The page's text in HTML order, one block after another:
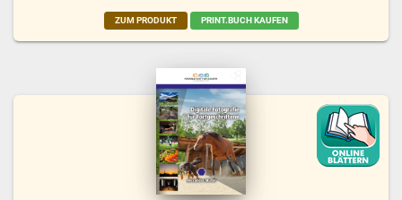
ZUM PRODUKT PRINT.BUCH KAUFEN